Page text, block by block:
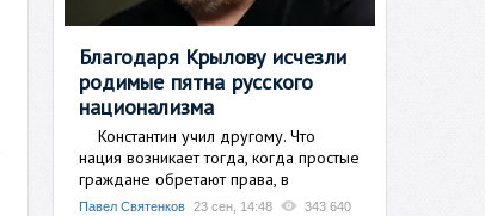
Благодаря Крылову исчезли
родимые пятна русского
национализма
Константин учил другому. Что
нация возникает тогда, когда простые
граждане обретают права, в
Павел Святенков 23 сен, 14:48 343 640